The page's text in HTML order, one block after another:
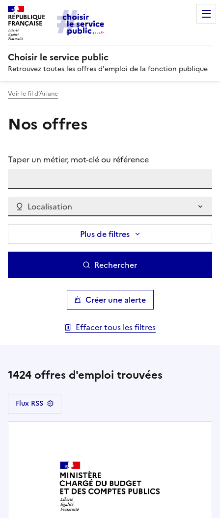
RÉPUBLIQUE
FRANÇAISE
Choisir le service public
Retrouvez toutes les offres d'emploi de la fonction publique
Voir le fil d’Ariane
Nos offres
Taper un métier, mot-clé ou référence
Localisation
Plus de filtres
Rechercher
Créer une alerte
Effacer tous les filtres
1424 offres d'emploi trouvées
Flux RSS